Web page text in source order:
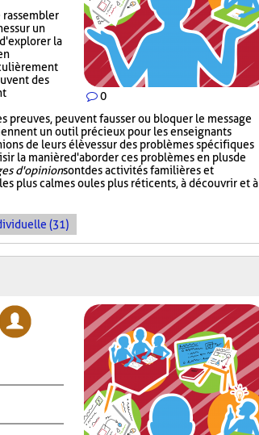
0
sur un
la
des
preuves, peuvent fausser ou bloquer le message
un outil précieux pour les enseignants
de leurs élèves sur des problèmes spécifiques
la manière d'aborder ces problèmes en plus de
d'opinionsont des activités familières et
plus calmes ou les plus réticents, à découvrir et à
(31)